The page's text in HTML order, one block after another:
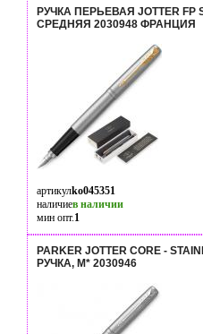
РУЧКА ПЕРЬЕВАЯ JOTTER FP
СРЕДНЯЯ 2030948 ФРАНЦИЯ
артикулko045351
наличиев наличии
мин опт.1
PARKER JOTTER CORE -
РУЧКА, M* 2030946